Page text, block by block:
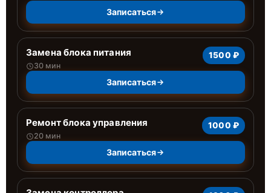
Записаться
Замена блока питания
30 мин
1500 ₽
Записаться
Ремонт блока управления
20 мин
1000 ₽
Записаться